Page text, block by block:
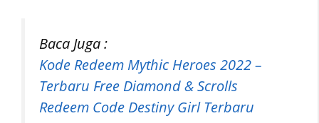
Baca Juga :
Kode Redeem Mythic Heroes 2022 –
Terbaru Free Diamond & Scrolls
Redeem Code Destiny Girl Terbaru